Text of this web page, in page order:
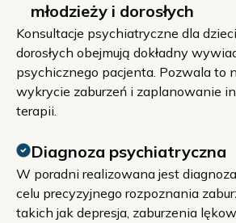
młodzieży i dorosłych
Konsultacje psychiatryczne dla
dorosłych obejmują dokładny
psychicznego pacjenta. Pozwala to
wykrycie zaburzeń i zaplanowanie
terapii.
Diagnoza psychiatryczna
W poradni realizowana jest
celu precyzyjnego rozpoznania
takich jak depresja, zaburzenia